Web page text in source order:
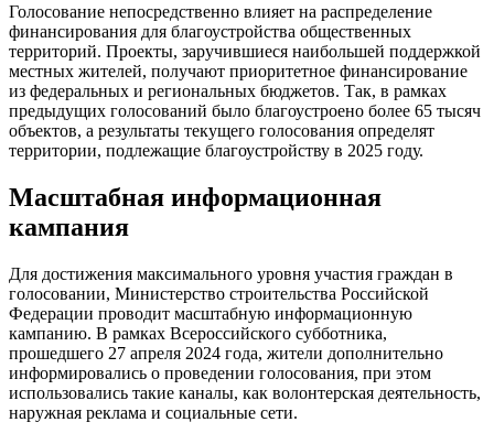
Голосование непосредственно влияет на распределение
финансирования для благоустройства общественных
территорий. Проекты, заручившиеся наибольшей поддержкой
местных жителей, получают приоритетное финансирование
из федеральных и региональных бюджетов. Так, в рамках
предыдущих голосований было благоустроено более 65 тысяч
объектов, а результаты текущего голосования определят
территории, подлежащие благоустройству в 2025 году.
Масштабная информационная
кампания
Для достижения максимального уровня участия граждан в
голосовании, Министерство строительства Российской
Федерации проводит масштабную информационную
кампанию. В рамках Всероссийского субботника,
прошедшего 27 апреля 2024 года, жители дополнительно
информировались о проведении голосования, при этом
использовались такие каналы, как волонтерская деятельность,
наружная реклама и социальные сети.